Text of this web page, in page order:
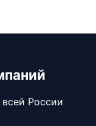
России